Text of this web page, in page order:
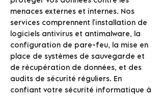
menaces externes et internes. Nos
services comprennent l'installation de
logiciels antivirus et antimalware, la
configuration de pare-feu, la mise en
place de systèmes de sauvegarde et
de récupération de données, et des
audits de sécurité réguliers. En
confiant votre sécurité informatique à